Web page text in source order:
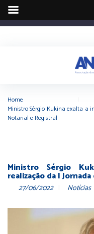
Home
Ministro Sérgio Kukina exalta a
Notarial e Registral
Ministro Sérgio
realização da I
27/06/2022 Notícias